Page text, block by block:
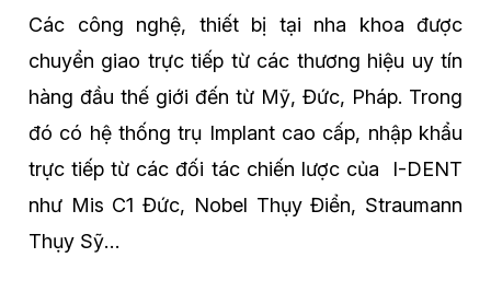
Các công nghệ, thiết bị tại nha khoa được
chuyển giao trực tiếp từ các thương hiệu uy tín
hàng đầu thế giới đến từ Mỹ, Đức, Pháp. Trong
đó có hệ thống trụ Implant cao cấp, nhập khẩu
trực tiếp từ các đối tác chiến lược của I-DENT
như Mis C1 Đức, Nobel Thụy Điển, Straumann
Thụy Sỹ…